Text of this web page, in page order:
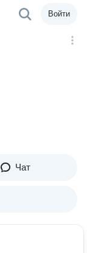
Войти
Чат